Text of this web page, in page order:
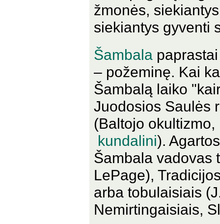
žmonės,
siekiantys gyventi
Šambala
– požeminę. Kai
Šambalą laiko
Juodosios Saulės
(Baltojo
kundalini).
Šambala vadovas
LePage),
arba tobulaisiais
Nemirtingaisiais,